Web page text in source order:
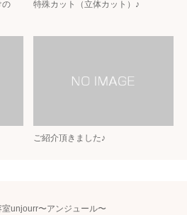
特殊カット（立体カット）♪
ご紹介頂きました♪
unjourr〜アンジュール〜